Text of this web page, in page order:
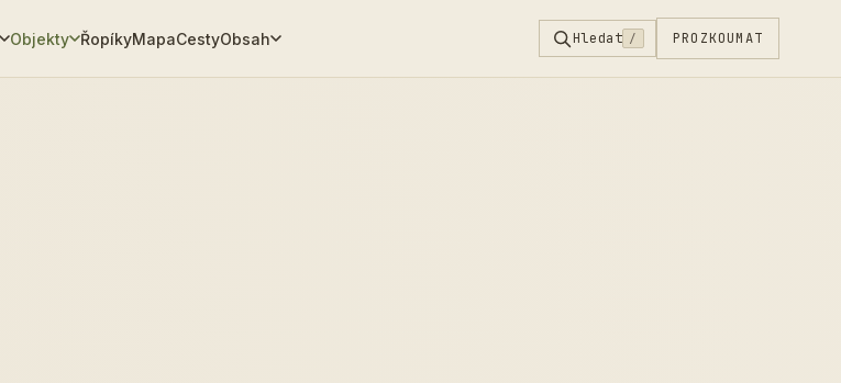
Objekty ŘopíkyMapaCestyObsah Hledat / PROZKOUMAT